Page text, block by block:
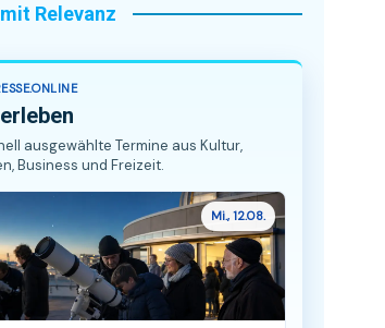
Relevanz
ausgewählte Termine aus Kultur,
Business und Freizeit.
Mi., 12.08.